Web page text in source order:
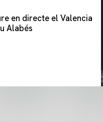
en directe el Valencia
Alabés